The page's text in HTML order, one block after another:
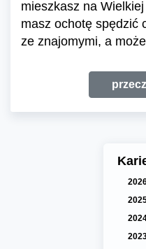
mieszkasz na
masz ochotę spędzić
ze znajomymi, a